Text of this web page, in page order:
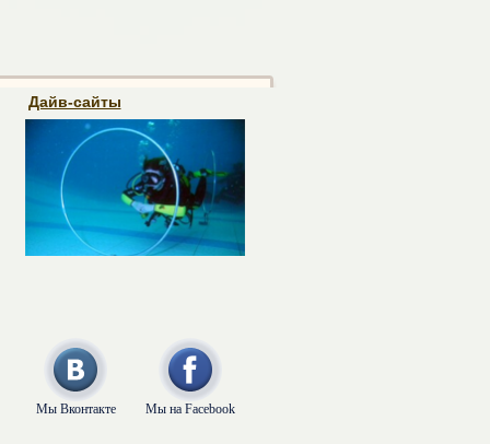
Дайв-сайты
Мы Вконтакте Мы на Facebook